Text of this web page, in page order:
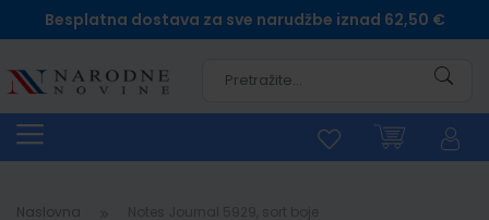
Besplatna dostava za sve narudžbe iznad 62,50 €
Naslovna